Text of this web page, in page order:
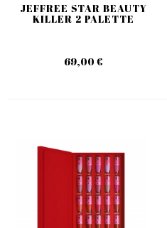
JEFFREE STAR BEAUTY
KILLER 2 PALETTE
69,00 €